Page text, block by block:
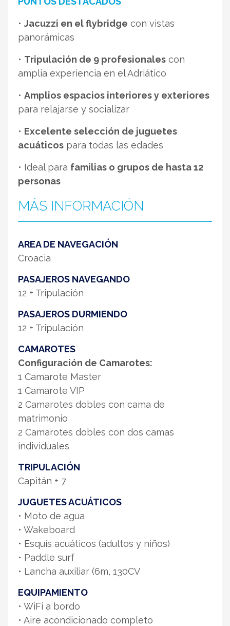
• Jacuzzi en el flybridge con vistas
panorámicas
• Tripulación de 9 profesionales con
amplia experiencia en el Adriático
• Amplios espacios interiores y exteriores
para relajarse y socializar
• Excelente selección de juguetes
acuáticos para todas las edades
• Ideal para familias o grupos de hasta 12
personas
MÁS INFORMACIÓN
AREA DE NAVEGACIÓN
Croacia
PASAJEROS NAVEGANDO
12 + Tripulación
PASAJEROS DURMIENDO
12 + Tripulación
CAMAROTES
Configuración de Camarotes:
1 Camarote Master
1 Camarote VIP
2 Camarotes dobles con cama de
matrimonio
2 Camarotes dobles con dos camas
individuales
TRIPULACIÓN
Capitán + 7
JUGUETES ACUÁTICOS
• Moto de agua
• Wakeboard
• Esquís acuáticos (adultos y niños)
• Paddle surf
• Lancha auxiliar (6m, 130CV
EQUIPAMIENTO
• WiFi a bordo
• Aire acondicionado completo